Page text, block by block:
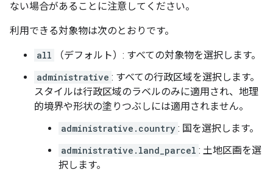
ない場合があることに注意してください。
利用できる対象物は次のとおりです。
all
（デフォルト）: すべての対象物を選択します。
administrative : すべての行政区域を選択します。
スタイルは行政区域のラベルのみに適用され、地理
的境界や形状の塗りつぶしには適用されません。
administrative.country : 国を選択します。
administrative.land_parcel : 土地区画を選
択します。